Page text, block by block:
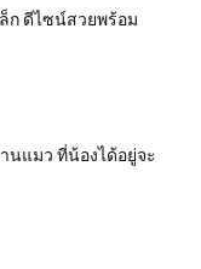
ก ดีไซน์สวยพร้อม
นแมว ที่น้องได้อยู่จะ